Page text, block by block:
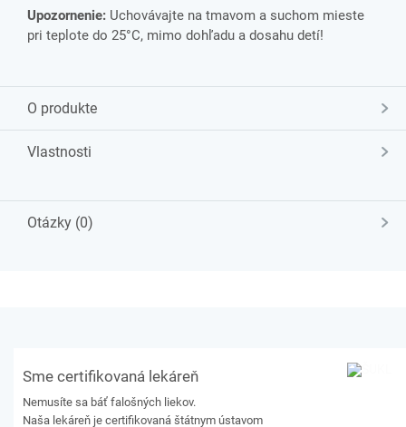
Upozornenie: Uchovávajte na tmavom a suchom mieste
pri teplote do 25°C, mimo dohľadu a dosahu detí!
O produkte
Vlastnosti
Otázky (0)
Sme certifikovaná lekáreň
Nemusíte sa báť falošných liekov.
Naša lekáreň je certifikovaná štátnym ústavom